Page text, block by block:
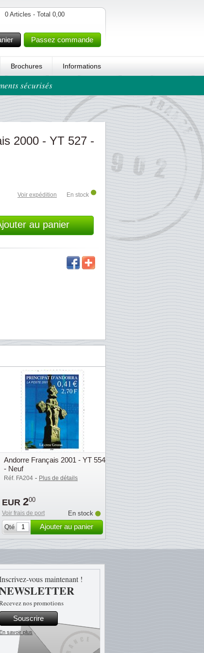
0 Articles - Total 0,00
Passez commande
Brochures Informations
sécurisés
2000 - YT 527 -
Voir expédition En stock
au panier
Andorre Français 2001 - YT 554
- Neuf
Réf. FA204 - Plus de détails
EUR 200
Voir frais de port
En stock
Qté
Ajouter au panier
vous maintenant !
nos promotions
Souscrire
En savoir plus